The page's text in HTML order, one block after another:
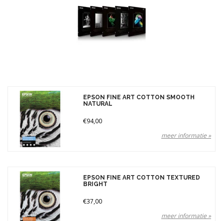
EPSON FINE ART COTTON SMOOTH
NATURAL
€94,00
meer informatie »
EPSON FINE ART COTTON TEXTURED
BRIGHT
€37,00
meer informatie »